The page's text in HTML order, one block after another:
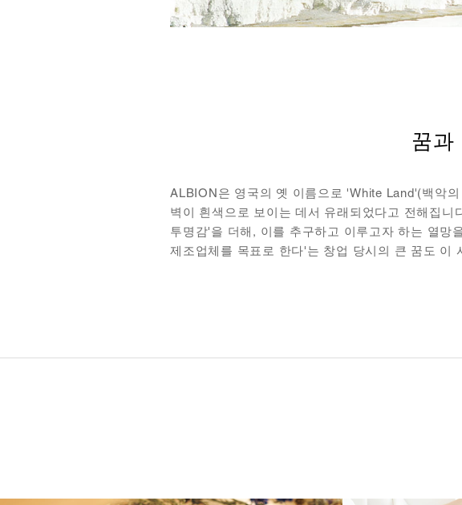
꿈과
ALBION은 영국의 옛 이름으로 'White Land'(백악
벽이 흰색으로 보이는 데서 유래되었다고 전해집
투명감'을 더해, 이를 추구하고 이루고자 하는 열망
제조업체를 목표로 한다'는 창업 당시의 큰 꿈도 이